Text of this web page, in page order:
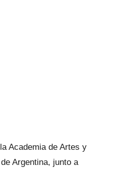
Academia de Artes y
Argentina, junto a